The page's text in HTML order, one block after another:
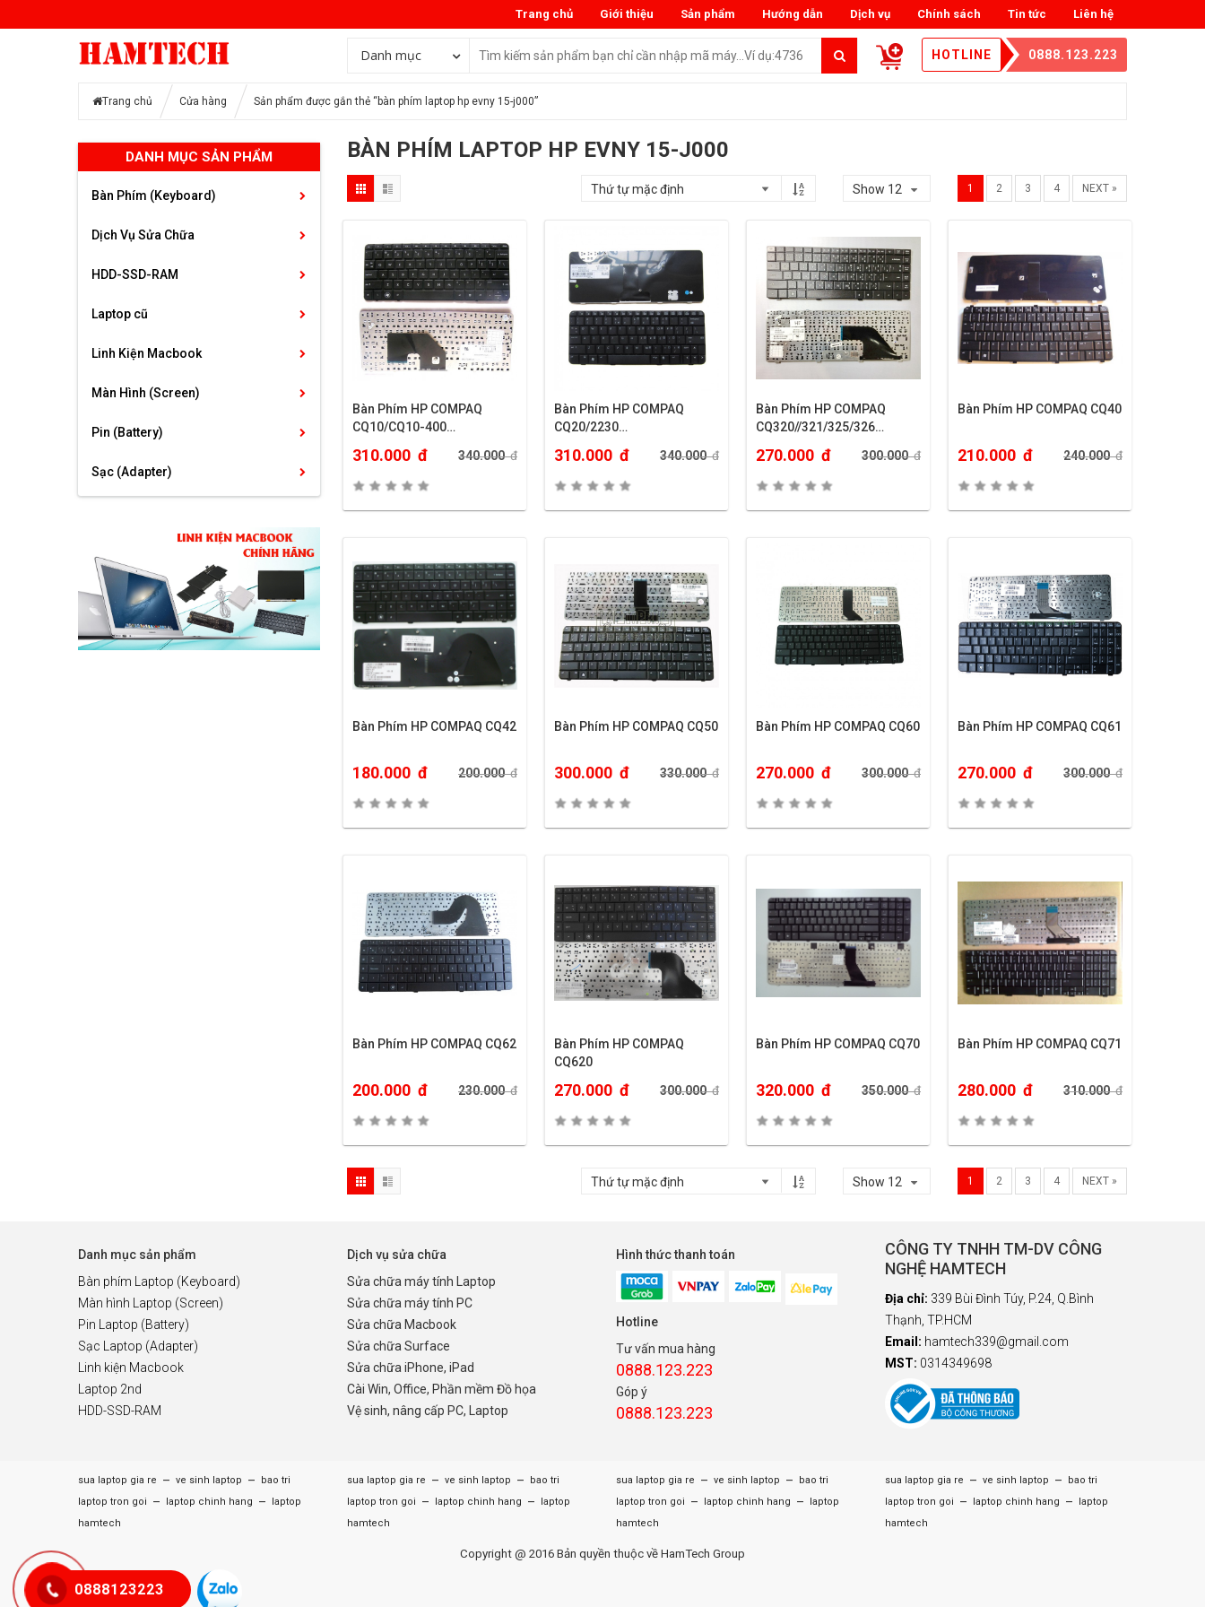
Liên hệ
Tin tức
Chính sách
Dịch vụ
Hướng dẫn
Sản phẩm
Giới thiệu
Trang chủ
Danh mục HOTLINE 0888.123.223
Trang chủ Cửa hàng Sản phẩm được gắn thẻ “bàn phím laptop hp evny 15-j000”
DANH MỤC SẢN PHẨM
Bàn Phím (Keyboard)
Dịch Vụ Sửa Chữa
HDD-SSD-RAM
Laptop cũ
Linh Kiện Macbook
Màn Hình (Screen)
Pin (Battery)
Sạc (Adapter)
BÀN PHÍM LAPTOP HP EVNY 15-J000
1 2 3 4 NEXT »
Show 12
Bàn Phím HP COMPAQ
CQ10/CQ10-400…
310.000 đ 340.000đ
Bàn Phím HP COMPAQ
CQ20/2230…
310.000 đ 340.000đ
Bàn Phím HP COMPAQ
CQ320//321/325/326…
270.000 đ 300.000đ
Bàn Phím HP COMPAQ CQ40
210.000 đ 240.000đ
Bàn Phím HP COMPAQ CQ42
180.000 đ 200.000đ
Bàn Phím HP COMPAQ CQ50
300.000 đ 330.000đ
Bàn Phím HP COMPAQ CQ60
270.000 đ 300.000đ
Bàn Phím HP COMPAQ CQ61
270.000 đ 300.000đ
Bàn Phím HP COMPAQ CQ62
200.000 đ 230.000đ
Bàn Phím HP COMPAQ
CQ620
270.000 đ 300.000đ
Bàn Phím HP COMPAQ CQ70
320.000 đ 350.000đ
Bàn Phím HP COMPAQ CQ71
280.000 đ 310.000đ
1 2 3 4 NEXT »
Show 12
Danh mục sản phẩm
Bàn phím Laptop (Keyboard)
Màn hình Laptop (Screen)
Pin Laptop (Battery)
Sạc Laptop (Adapter)
Linh kiện Macbook
Laptop 2nd
HDD-SSD-RAM
Dịch vụ sửa chữa
Sửa chữa máy tính Laptop
Sửa chữa máy tính PC
Sửa chữa Macbook
Sửa chữa Surface
Sửa chữa iPhone, iPad
Cài Win, Office, Phần mềm Đồ họa
Vệ sinh, nâng cấp PC, Laptop
Hình thức thanh toán
Hotline
Tư vấn mua hàng
0888.123.223
Góp ý
0888.123.223
CÔNG TY TNHH TM-DV CÔNG
NGHỆ HAMTECH
Địa chỉ: 339 Bùi Đình Túy, P.24, Q.Bình
Thạnh, TP.HCM
Email: hamtech339@gmail.com
MST: 0314349698
sua laptop gia re – ve sinh laptop –
bao tri
laptop tron goi
– laptop chinh hang –
laptop
hamtech
sua laptop gia re – ve sinh laptop –
bao tri
laptop tron goi
– laptop chinh hang –
laptop
hamtech
sua laptop gia re – ve sinh laptop –
bao tri
laptop tron goi
– laptop chinh hang –
laptop
hamtech
sua laptop gia re – ve sinh laptop –
bao tri
laptop tron goi
– laptop chinh hang –
laptop
hamtech
Copyright @ 2016 Bản quyền thuộc về HamTech Group
0888123223